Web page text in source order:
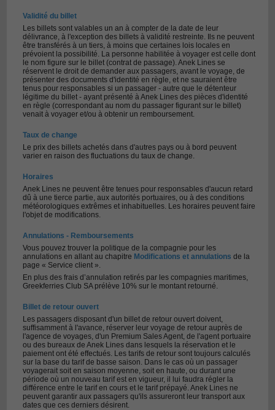
Validité du billet
Les billets sont valables un an à compter de la date de leur
délivrance, à l'exception des billets à validité restreinte. Ils ne peuvent
être transférés à un tiers, à moins que certaines lois locales en
prévoient la possibilité. La personne habilitée à voyager est celle dont
le nom figure sur le billet (contrat de passage). Anek Lines se
réservent le droit de demander aux passagers, avant le voyage, de
présenter des documents d'identité en règle, et ne sauraient être
tenus pour responsables si un passager - autre que le détenteur
légitime du billet - ayant présenté à Anek Lines des pièces d'identité
en règle (correspondant au nom du passager figurant sur le billet)
venait à voyager et/ou à obtenir un remboursement.
Taux de change
Le prix des billets achetés dans d'autres pays ou à bord peuvent
varier en raison des fluctuations du taux de change.
Horaires
Anek Lines ne peuvent être tenues pour responsables d'aucun retard
dû à une tierce partie, aux autorités portuaires, ou à des conditions
météorologiques extrêmes et inhabituelles. Les horaires peuvent faire
l'objet de modifications.
Annulations - Remboursements
Vous pouvez trouver la politique de la compagnie pour les
annulations en allant au chapitre Modifications et annulations de la
page « Service client ».
En plus des frais d’annulation retirés par les compagnies maritimes,
Greekferries Club SA prélève 10% sur le montant retourné.
Billet de retour ouvert
Les passagers disposant d'un billet de retour ouvert doivent,
suffisamment à l'avance, réserver leur voyage de retour auprès de
l'agence de voyages, d'un Premium Sales Agent, de l'agent portuaire
ou des bureaux de Anek Lines dans lesquels la réservation et le
paiement ont été effectués. Les tarifs de retour sont toujours calculés
sur la base du tarif de basse saison. Dans le cas où un passager
voyagerait soit en saison moyenne, soit en haute, ou durant une
période où un nouveau tarif est en vigueur, il lui faudra régler la
différence entre le tarif en cours et le tarif prépayé. Anek Lines ne
peuvent garantir aux passagers qu'ils assureront leur transport aux
dates que ces derniers désirent.